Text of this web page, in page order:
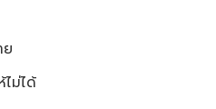
ย
ไม่ได้